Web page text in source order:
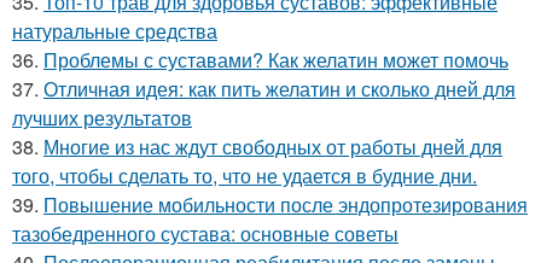
натуральные средства
36. Проблемы с суставами? Как желатин может помочь
37. Отличная идея: как пить желатин и сколько дней для
лучших результатов
38. Многие из нас ждут свободных от работы дней для
того, чтобы сделать то, что не удается в будние дни.
39. Повышение мобильности после эндопротезирования
тазобедренного сустава: основные советы